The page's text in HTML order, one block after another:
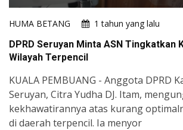
HUMA BETANG
1 tahun yang lalu
DPRD Seruyan Minta ASN Tingkatkan
Wilayah Terpencil
KUALA PEMBUANG - Anggota DPRD
Seruyan, Citra Yudha DJ. Itam,
kekhawatirannya atas kurang
di daerah terpencil. Ia menyor